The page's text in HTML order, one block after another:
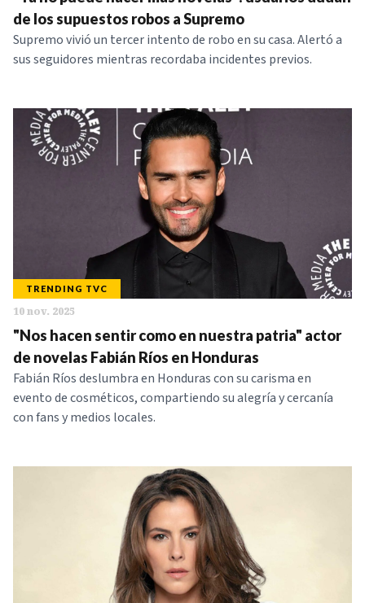
NOTICIAS
SERIES
de los supuestos robos a Supremo
Supremo vivió un tercer intento de robo en su casa. Alertó a
sus seguidores mientras recordaba incidentes previos.
TRENDING TVC
10 nov. 2025
"Nos hacen sentir como en nuestra patria" actor
de novelas Fabián Ríos en Honduras
Fabián Ríos deslumbra en Honduras con su carisma en
evento de cosméticos, compartiendo su alegría y cercanía
con fans y medios locales.